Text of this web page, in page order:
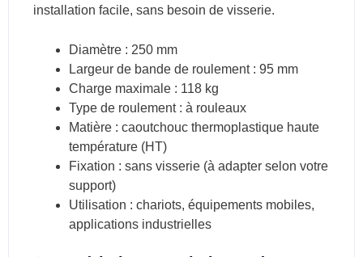
installation facile, sans besoin de visserie.
Diamètre : 250 mm
Largeur de bande de roulement : 95 mm
Charge maximale : 118 kg
Type de roulement : à rouleaux
Matière : caoutchouc thermoplastique haute
température (HT)
Fixation : sans visserie (à adapter selon votre
support)
Utilisation : chariots, équipements mobiles,
applications industrielles